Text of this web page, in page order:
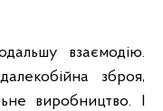
взаємодію.
зброя,
виробництво. І